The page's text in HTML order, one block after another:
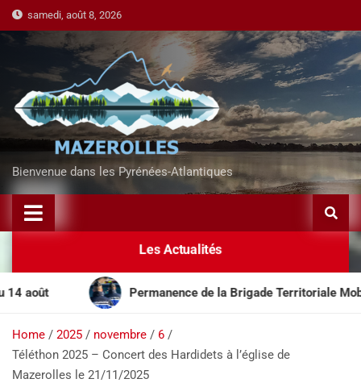
samedi, août 8, 2026
Bienvenue dans les Pyrénées-Atlantiques
Les Actualités
Permanence de la Brigade Territoriale Mobile au
Home 2025 novembre
6
Téléthon 2025 – Concert des Hardidets à l’église de
Mazerolles le 21/11/2025